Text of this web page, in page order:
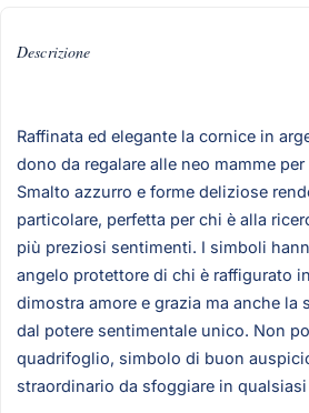
Descrizione
Raffinata ed elegante la cornice in
dono da regalare alle neo mamme
Smalto azzurro e forme deliziose
particolare, perfetta per chi è alla
più preziosi sentimenti. I simboli
angelo protettore di chi è raffigurato
dimostra amore e grazia ma anche la
dal potere sentimentale unico. Non
quadrifoglio, simbolo di buon
straordinario da sfoggiare in